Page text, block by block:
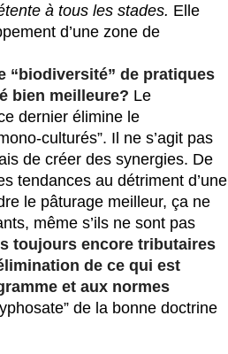
à tous les stades. Elle
d’une zone de
“biodiversité” de pratiques
bien meilleure? Le
dernier élimine le
culturés”. Il ne s’agit pas
de créer des synergies. De
tendances au détriment d’une
le pâturage meilleur, ça ne
toujours encore tributaires
de ce qui est
et aux normes
de la bonne doctrine